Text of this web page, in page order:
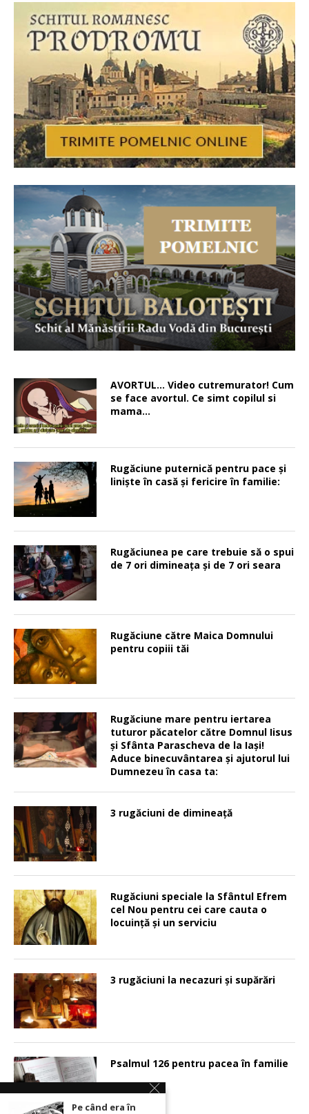
AVORTUL… Video cutremurator! Cum
se face avortul. Ce simt copilul si
mama…
Rugăciune puternică pentru pace şi
linişte în casă şi fericire în familie:
Rugăciunea pe care trebuie să o spui
de 7 ori dimineața și de 7 ori seara
Rugăciune către Maica Domnului
pentru copiii tăi
Rugăciune mare pentru iertarea
tuturor păcatelor către Domnul Iisus
şi Sfânta Parascheva de la Iaşi!
Aduce binecuvântarea şi ajutorul lui
Dumnezeu în casa ta:
3 rugăciuni de dimineață
Rugăciuni speciale la Sfântul Efrem
cel Nou pentru cei care cauta o
locuinţă şi un serviciu
3 rugăciuni la necazuri și supărări
Psalmul 126 pentru pacea în familie
Pe când era în